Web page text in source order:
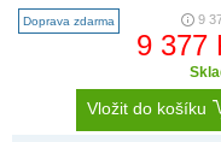
velkou varnou plochu. Nast..
Doprava zdarma 9
9 377
Vložit do košíku